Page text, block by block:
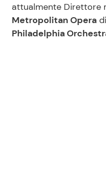
Viaggi e Turismo
Festività
attualmente Direttore
Metropolitan Opera
Philadelphia